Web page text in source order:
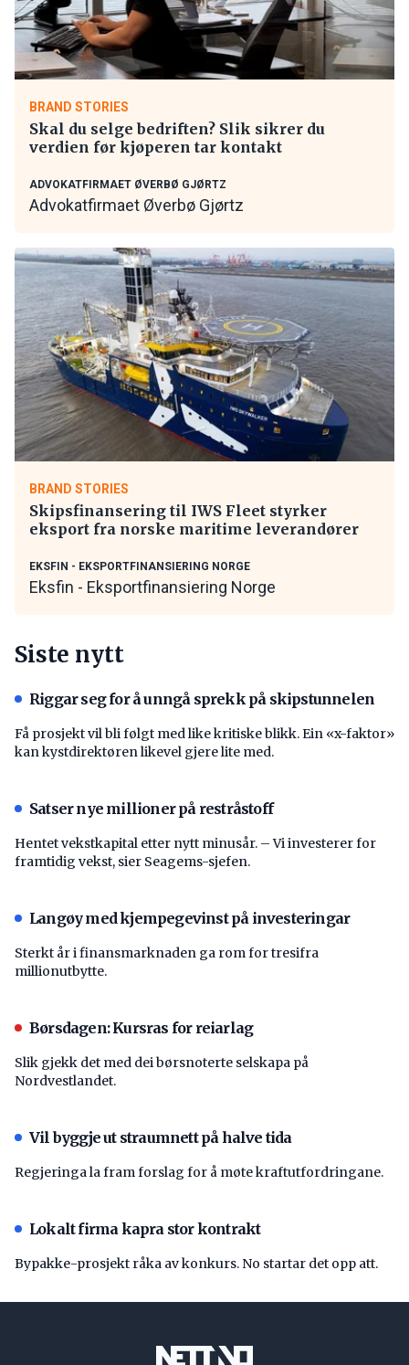
BRAND STORIES
Skal du selge bedriften? Slik sikrer du
verdien før kjøperen tar kontakt
ADVOKATFIRMAET ØVERBØ GJØRTZ
Advokatfirmaet Øverbø Gjørtz
BRAND STORIES
Skipsfinansering til IWS Fleet styrker
eksport fra norske maritime leverandører
EKSFIN - EKSPORTFINANSIERING NORGE
Eksfin - Eksportfinansiering Norge
Siste nytt
Riggar seg for å unngå sprekk på skipstunnelen
Få prosjekt vil bli følgt med like kritiske blikk. Ein «x-faktor»
kan kystdirektøren likevel gjere lite med.
Satser nye millioner på restråstoff
Hentet vekstkapital etter nytt minusår. – Vi investerer for
framtidig vekst, sier Seagems-sjefen.
Langøy med kjempegevinst på investeringar
Sterkt år i finansmarknaden ga rom for tresifra
millionutbytte.
Børsdagen: Kursras for reiarlag
Slik gjekk det med dei børsnoterte selskapa på
Nordvestlandet.
Vil byggje ut straumnett på halve tida
Regjeringa la fram forslag for å møte kraftutfordringane.
Lokalt firma kapra stor kontrakt
Bypakke-prosjekt råka av konkurs. No startar det opp att.